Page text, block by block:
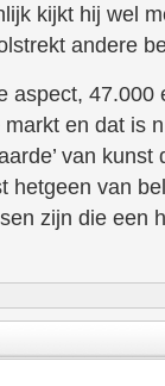
kijkt hij wel
andere
aspect, 47.000
en dat is
van
hetgeen van
zijn die een